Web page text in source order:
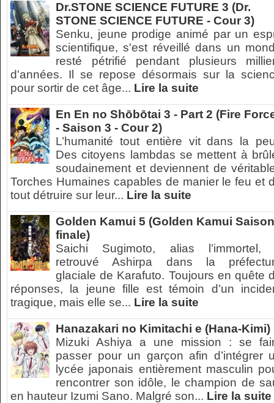
Dr.STONE SCIENCE FUTURE 3 (Dr.
STONE SCIENCE FUTURE - Cour 3)
Senku, jeune prodige animé par un
scientifique, s'est réveillé dans un
resté pétrifié pendant plusieurs
d'années. Il se repose désormais sur la
pour sortir de cet âge... Lire la suite
En En no Shōbōtai 3 - Part 2 (Fire
- Saison 3 - Cour 2)
L’humanité tout entière vit dans la
Des citoyens lambdas se mettent à
soudainement et deviennent de
Torches Humaines capables de manier le feu et
tout détruire sur leur... Lire la suite
Golden Kamui 5 (Golden Kamui Saison
finale)
Saichi Sugimoto, alias l’immortel,
retrouvé Ashirpa dans la
glaciale de Karafuto. Toujours en quête
réponses, la jeune fille est témoin d’un
tragique, mais elle se... Lire la suite
Hanazakari no Kimitachi e (Hana-Kimi)
Mizuki Ashiya a une mission : se
passer pour un garçon afin d’intégrer
lycée japonais entièrement masculin
rencontrer son idôle, le champion de
en hauteur Izumi Sano. Malgré son... Lire la suite